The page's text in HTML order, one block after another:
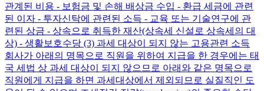
관계된 비용 - 보험금 및 손해 배상금 수입 - 환급 세금에 관련
된 이자 - 투자신탁에 관련된 소득 - 교육 또는 기술연구에 관
련된 상금 - 상속으로 취득한 재산(상속세 신설로 상속세의 대
상) - 생활보호수당 (3) 과세 대상이 되지 않는 고용관련 소득
회사가 아래의 명목으로 직원을 위하여 지급을 한 경우에는 태
국 세법 상 과세 대상이 되지 않으므로 아래와 같은 명목으로
직원에게 지급을 하면 과세대상에서 제외되므로 실질직인 도